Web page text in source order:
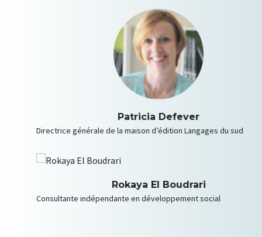
Patricia Defever
Directrice générale de la maison d’édition Langages du sud
Rokaya El Boudrari
Consultante indépendante en développement social